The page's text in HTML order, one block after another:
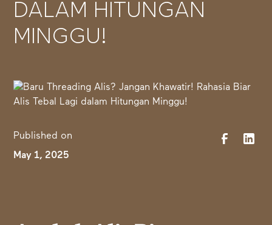
DALAM HITUNGAN
MINGGU!
Published on
May 1, 2025